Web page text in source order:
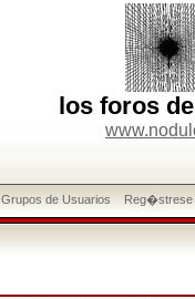
los foros
Grupos de Usuarios Reg�strese